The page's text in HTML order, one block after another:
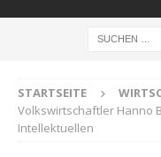
STARTSEITE
Volkswirtschaftler Hanno
Intellektuellen